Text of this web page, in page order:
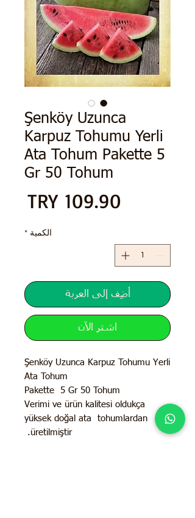
Şenköy Uzunca
Karpuz Tohumu Yerli
Ata Tohum Pakette 5
Gr 50 Tohum
الكمية *
أضِف إلى العربة
اشترِ الآن
Şenköy Uzunca Karpuz Tohumu Yerli
Ata Tohum
Pakette 5 Gr 50 Tohum
Verimi ve ürün kalitesi oldukça
yüksek doğal ata tohumlardan
üretilmiştir.